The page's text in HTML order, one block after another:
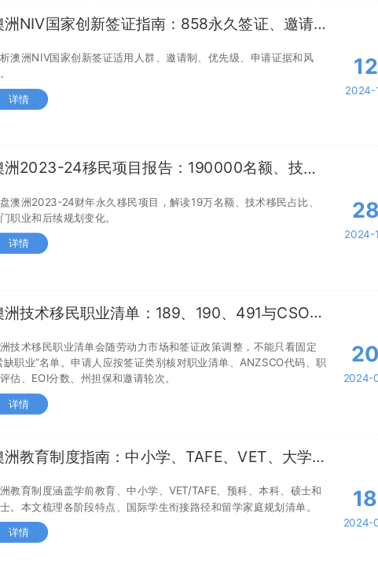
洲NIV国家创新签证指南：858永久签证、邀请制
澳洲NIV国家创新签证适用人群、邀请制、优先级、申请证据和风
详情
12
2024-
洲2023-24移民项目报告：190000名额、技术
澳洲2023-24财年永久移民项目，解读19万名额、技术移民占比、
职业和后续规划变化。
详情
28
2024-
洲技术移民职业清单：189、190、491与CSOL
技术移民职业清单会随劳动力市场和签证政策调整，不能只看固定
缺职业”名单。申请人应按签证类别核对职业清单、ANZSCO代码、职
估、EOI分数、州担保和邀请轮次。
详情
20
2024-
洲教育制度指南：中小学、TAFE、VET、大学和
教育制度涵盖学前教育、中小学、VET/TAFE、预科、本科、硕士和
。本文梳理各阶段特点、国际学生衔接路径和留学家庭规划清单。
详情
18
2024-